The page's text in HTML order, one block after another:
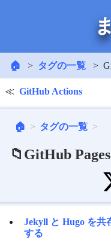
🏠 タグの一覧
GitHub Actions
🏠 タグの一覧
📁GitHub Pages
Jekyll と Hugo を共
する